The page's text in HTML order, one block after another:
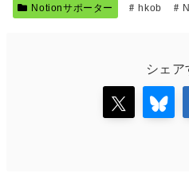
Notionサポーター hkob
シェア